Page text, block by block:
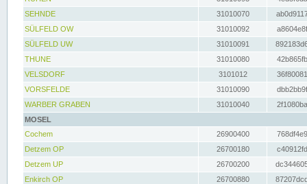
SEHNDE
31010070
SÜLFELD OW
31010092
SÜLFELD UW
31010091
THUNE
31010080
VELSDORF
3101012
VORSFELDE
31010090
WARBER GRABEN
31010040
MOSEL
Cochem
26900400
Detzem OP
26700180
Detzem UP
26700200
Enkirch OP
26700880